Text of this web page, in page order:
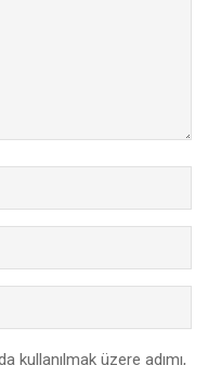
kullanılmak üzere adımı,